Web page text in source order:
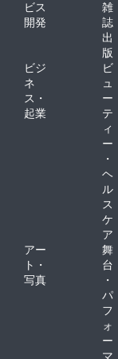
ビス
開発
雑
誌
出
版
ビジ
ネ
ス・
起業
ビ
ュ
ー
テ
ィ
ー
・
ヘ
ル
ス
ケ
ア
アー
ト・
写真
舞
台
・
パ
フ
ォ
ー
マ